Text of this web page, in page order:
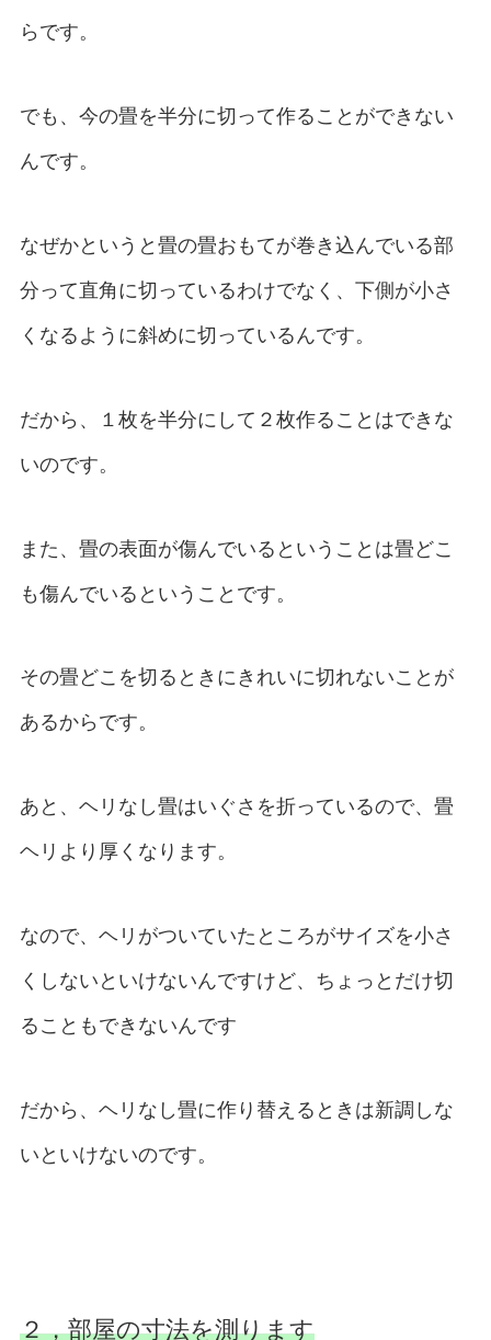
らです。
でも、今の畳を半分に切って作ることができない
んです。
なぜかというと畳の畳おもてが巻き込んでいる部
分って直角に切っているわけでなく、下側が小さ
くなるように斜めに切っているんです。
だから、１枚を半分にして２枚作ることはできな
いのです。
また、畳の表面が傷んでいるということは畳どこ
も傷んでいるということです。
その畳どこを切るときにきれいに切れないことが
あるからです。
あと、ヘリなし畳はいぐさを折っているので、畳
ヘリより厚くなります。
なので、ヘリがついていたところがサイズを小さ
くしないといけないんですけど、ちょっとだけ切
ることもできないんです
だから、ヘリなし畳に作り替えるときは新調しな
いといけないのです。
２，部屋の寸法を測ります